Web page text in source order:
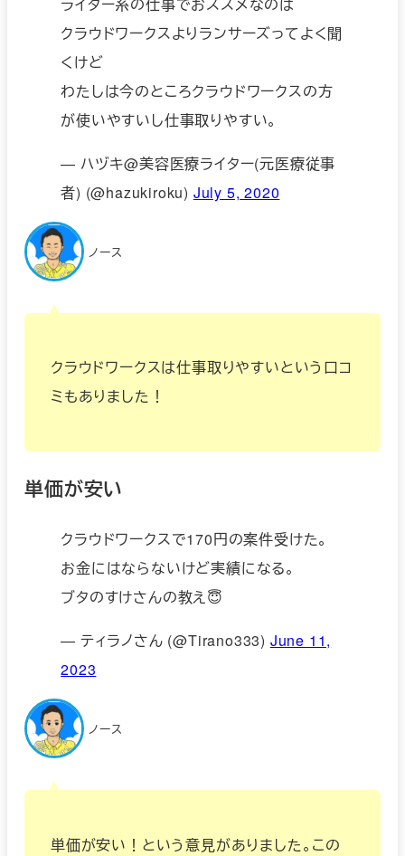
クラウドワークスよりランサーズってよく聞
くけど
わたしは今のところクラウドワークスの方
が使いやすいし仕事取りやすい。
— ハヅキ@美容医療ライター(元医療従事
者) (@hazukiroku) July 5, 2020
ノース
クラウドワークスは仕事取りやすいという口コ
ミもありました！
単価が安い
クラウドワークスで170円の案件受けた。
お金にはならないけど実績になる。
ブタのすけさんの教え😇
— ティラノさん (@Tirano333) June 11,
2023
ノース
単価が安い！という意見がありました。この